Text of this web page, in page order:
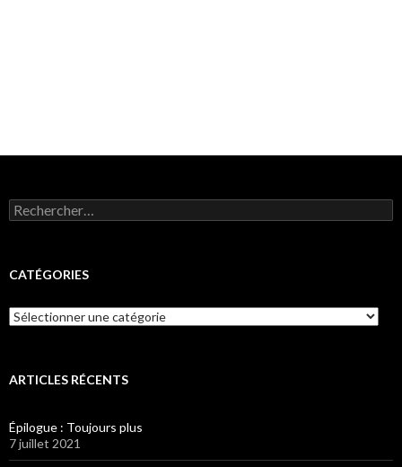
Rechercher :
CATÉGORIES
Catégories
ARTICLES RÉCENTS
Épilogue : Toujours plus
7 juillet 2021